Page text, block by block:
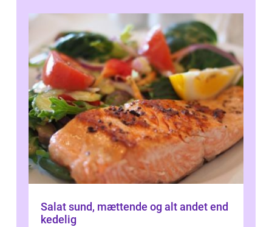
Salat sund, mættende og alt andet end
kedelig